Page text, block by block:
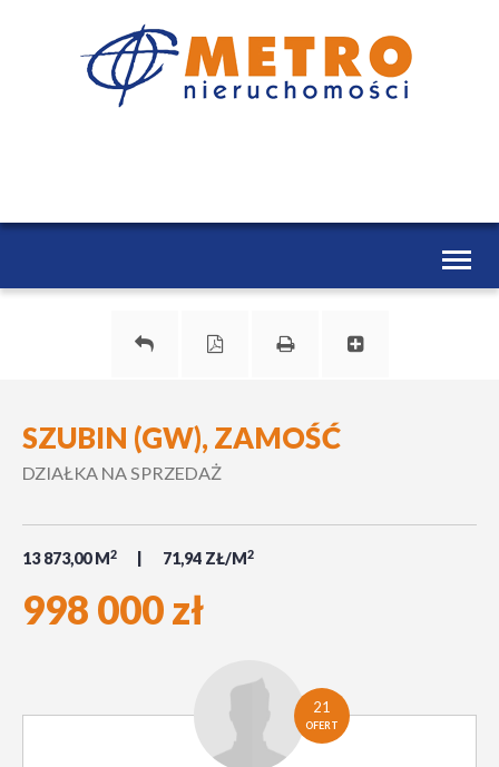
Toggle
SZUBIN (GW), ZAMOŚĆ
DZIAŁKA NA SPRZEDAŻ
13 873,00 M2 71,94 ZŁ/M2
998 000 zł
21
OFERT